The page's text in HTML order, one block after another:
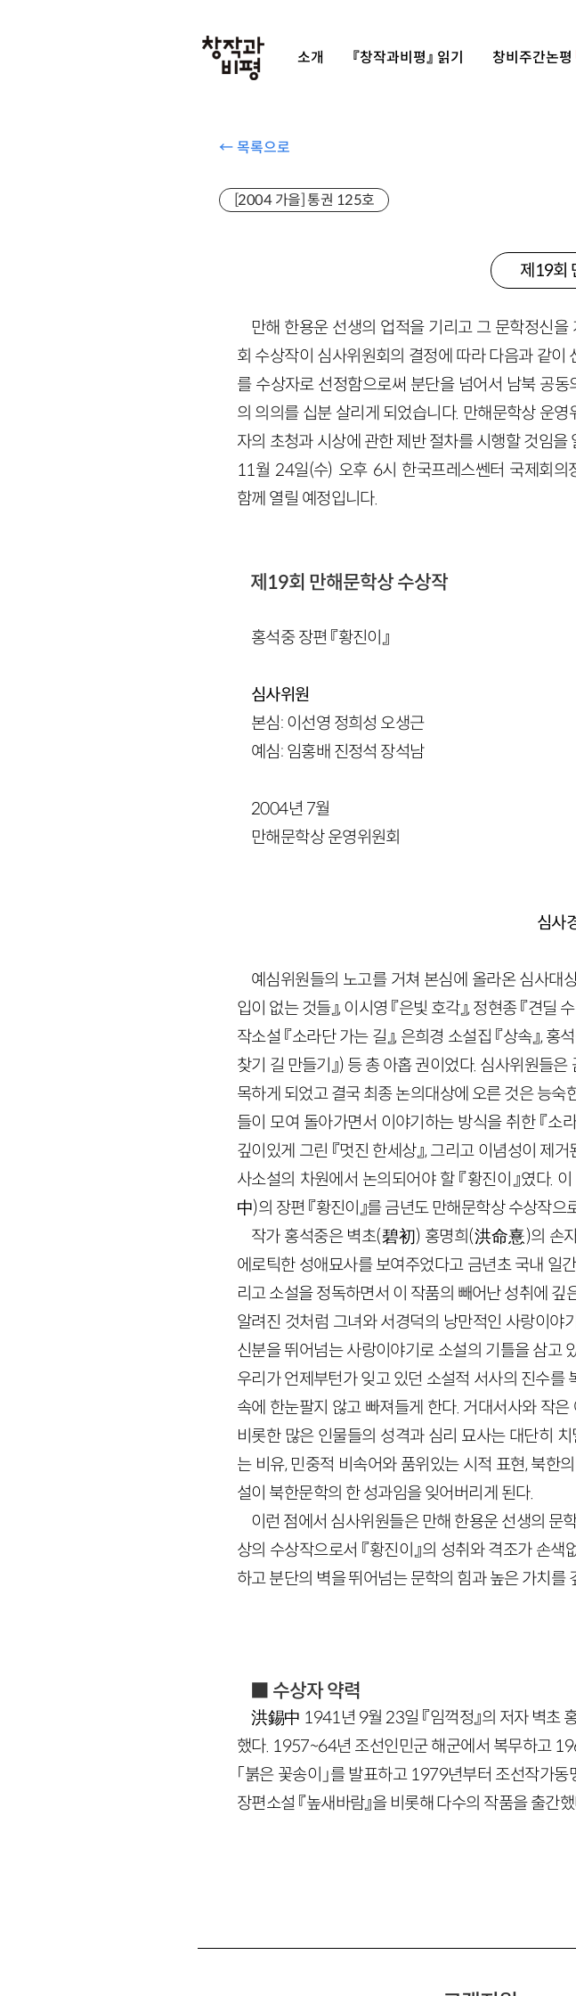
소개 『창작과비평』 읽기 창비주간논평
← 목록으로
[2004 가을] 통권 125호
제19회
만해 한용운 선생의 업적을 기리고 그 문학정신
회 수상작이 심사위원회의 결정에 따라 다음과 같이
를 수상자로 선정함으로써 분단을 넘어서 남북 공
의 의의를 십분 살리게 되었습니다. 만해문학상 운
자의 초청과 시상에 관한 제반 절차를 시행할 것임
11월 24일(수) 오후 6시 한국프레스쎈터 국제회의
함께 열릴 예정입니다.
제19회 만해문학상 수상작
홍석중 장편 『황진이』
심사위원
본심: 이선영 정희성 오생근
예심: 임홍배 진정석 장석남
2004년 7월
만해문학상 운영위원회
심사
예심위원들의 노고를 거쳐 본심에 올라온 심사대
입이 없는 것들』, 이시영 『은빛 호각』, 정현종 『견딜
작소설 『소라단 가는 길』, 은희경 소설집 『상속』,
찾기 길 만들기』) 등 총 아홉 권이었다. 심사위원들
목하게 되었고 결국 최종 논의대상에 오른 것은 능
들이 모여 돌아가면서 이야기하는 방식을 취한 『소
깊이있게 그린 『멋진 한세상』, 그리고 이념성이 제
사소설의 차원에서 논의되어야 할 『황진이』였다.
中)의 장편 『황진이』를 금년도 만해문학상 수상작으
작가 홍석중은 벽초(碧初) 홍명희(洪命憙)의 손
에로틱한 성애묘사를 보여주었다고 금년초 국내 일
리고 소설을 정독하면서 이 작품의 빼어난 성취에
알려진 것처럼 그녀와 서경덕의 낭만적인 사랑이야
신분을 뛰어넘는 사랑이야기로 소설의 기틀을 삼고
우리가 언제부턴가 잊고 있던 소설적 서사의 진수를
속에 한눈팔지 않고 빠져들게 한다. 거대서사와 작
비롯한 많은 인물들의 성격과 심리 묘사는 대단히
는 비유, 민중적 비속어와 품위있는 시적 표현, 북한
설이 북한문학의 한 성과임을 잊어버리게 된다.
이런 점에서 심사위원들은 만해 한용운 선생의 문
상의 수상작으로서 『황진이』의 성취와 격조가 손
하고 분단의 벽을 뛰어넘는 문학의 힘과 높은 가치를
■ 수상자 약력
洪錫中 1941년 9월 23일 『임꺽정』의 저자 벽
했다. 1957~64년 조선인민군 해군에서 복무하고
「붉은 꽃송이」를 발표하고 1979년부터 조선작가
장편소설 『높새바람』을 비롯해 다수의 작품을 출간